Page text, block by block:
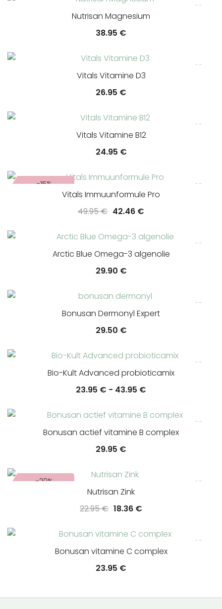
Nutrisan Magnesium
38.95 €
Vitals Vitamine D3
26.95 €
Vitals Vitamine B12
24.95 €
-15%
Vitals Immuunformule Pro
49.95€ Oorspronkelijke
was:
49.95 €.
42.46 €
is:
42.46 €.
Arctic Blue Omega-3 algenolie
29.90 €
Bonusan Dermonyl Expert
29.50 €
Bio-Kult Advanced probioticamix
23.95 € - 43.95 €
tot
43.95 €
Bonusan actief vitamine B complex
29.95 €
-20%
Nutrisan Zink
22.95€ Oorspronkelijke
was:
22.95 €.
18.36 €
is:
18.36 €.
Bonusan vitamine C complex
23.95 €